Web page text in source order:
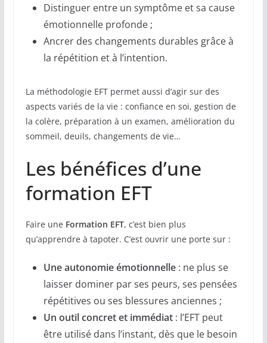
Distinguer entre un symptôme et sa cause
émotionnelle profonde ;
Ancrer des changements durables grâce à
la répétition et à l’intention.
La méthodologie EFT permet aussi d’agir sur des
aspects variés de la vie : confiance en soi, gestion de
la colère, préparation à un examen, amélioration du
sommeil, deuils, changements de vie…
Les bénéfices d’une
formation EFT
Faire une Formation EFT, c’est bien plus
qu’apprendre à tapoter. C’est ouvrir une porte sur :
Une autonomie émotionnelle: ne plus se
laisser dominer par ses peurs, ses pensées
répétitives ou ses blessures anciennes ;
Un outil concret et immédiat: l’EFT peut
être utilisé dans l’instant, dès que le besoin